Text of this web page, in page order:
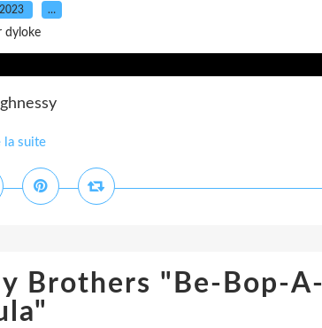
…
dyloke
la suite
Brothers "Be-Bop-A-